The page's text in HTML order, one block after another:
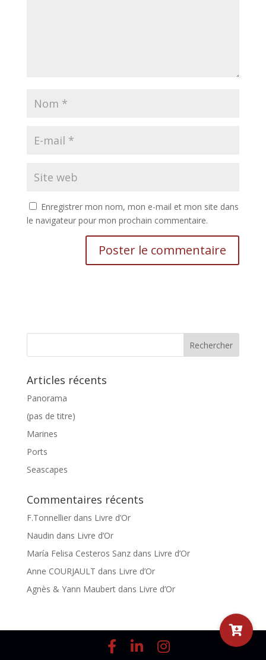
Enregistrer mon nom, mon e-mail et mon site dans
le navigateur pour mon prochain commentaire.
Articles récents
Panorama
(pas de titre)
Marines
Ports
Seascapes
Commentaires récents
F.Tonnellierdans Livre d’Or
Naudin dans Livre d’Or
María Felisa Cesteros Sanzdans Livre d’Or
Anne COURJAULT dans Livre d’Or
Agnès & Yann Maubertdans Livre d’Or